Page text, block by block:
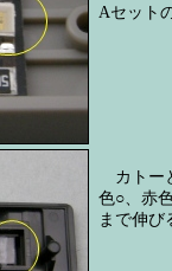
Aセット
カトー
色○、赤
まで伸び